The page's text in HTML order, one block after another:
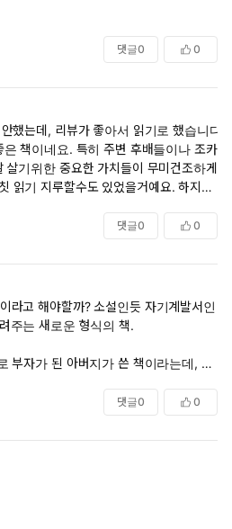
댓글0 0
했는데, 리뷰가 좋아서 읽기로 했습니다.
책이네요. 특히 주변 후배들이나 조카들
기위한 중요한 가치들이 무미건조하게
읽기 지루할수도 있었을거예요. 하지만
리 삶에 대입해서 생각할 수 있게 해준
에라도 두고두고 한번씩 꺼내볼 책이 될
쳐서 읽어도 좋습니다.
댓글0 0
라고 해야할까? 소설인듯 자기계발서인
주는 새로운 형식의 책.
부자가 된 아버지가 쓴 책이라는데, 책을
이 우선이라고만 알고있던 나에게 살짝
써가며 투자를 하려고 하는지 뒤늦게나
는지 아무생각 없이 살다가 어제는 퇴근
종이에다 일일이 적어가며 기록을 해봤
을 하고 있는건지, 줄일 수 있는 항목은
는 얼마에 책정된 것인지 등등. 책 읽은
댓글0 0